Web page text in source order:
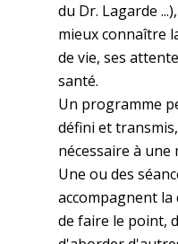
du Dr. Lagarde
mieux connaître
de vie, ses
santé.
Un programme
défini et
nécessaire à une
Une ou des
accompagnent
de faire le point,